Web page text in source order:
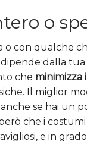
o
o con qualche
dalla tua
che minimizza
Il miglior
anche se hai un
che i
e in